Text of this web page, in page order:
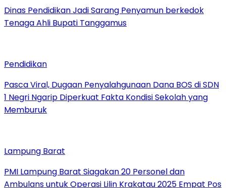
Dinas Pendidikan Jadi Sarang Penyamun berkedok
Tenaga Ahli Bupati Tanggamus
Pendidikan
Pasca Viral, Dugaan Penyalahgunaan Dana BOS di SDN
1 Negri Ngarip Diperkuat Fakta Kondisi Sekolah yang
Memburuk
Lampung Barat
PMI Lampung Barat Siagakan 20 Personel dan
Ambulans untuk Operasi Lilin Krakatau 2025 Empat Pos